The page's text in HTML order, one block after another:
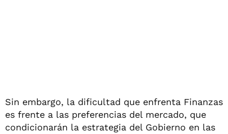
Sin embargo, la dificultad que enfrenta Finanzas
es frente a las preferencias del mercado, que
condicionarán la estrategia del Gobierno en las